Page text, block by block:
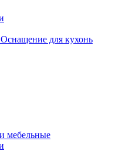
Оснащение для кухонь
мебельные